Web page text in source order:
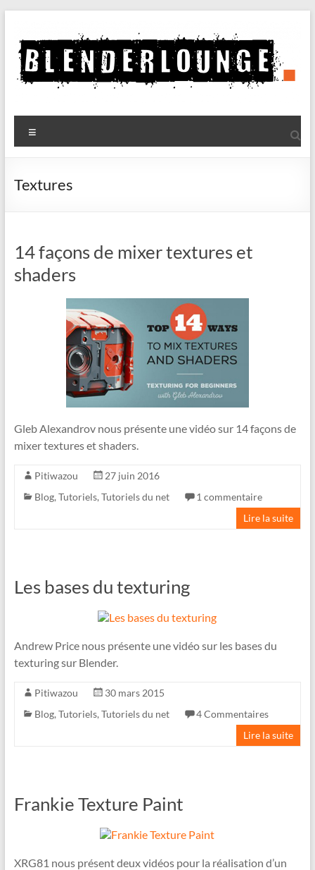
contenu
Blenderlounge
Le
de
Textures
14 façons de mixer textures et
shaders
Gleb Alexandrov nous présente une vidéo sur 14 façons de
mixer textures et shaders.
Pitiwazou
27 juin 2016
Blog, Tutoriels, Tutoriels du net
1 commentaire
Lire la suite
Les bases du texturing
Andrew Price nous présente une vidéo sur les bases du
texturing sur Blender.
Pitiwazou
30 mars 2015
Blog, Tutoriels, Tutoriels du net
4 Commentaires
Lire la suite
Frankie Texture Paint
XRG81 nous présent deux vidéos pour la réalisation d’un